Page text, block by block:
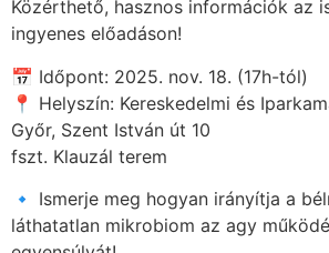
Közérthető, hasznos információk az
ingyenes előadáson!
📅 Időpont: 2025. nov. 18. (17h-tól)
📍 Helyszín: Kereskedelmi és
Győr, Szent István út 10
fszt. Klauzál terem
🔹 Ismerje meg hogyan irányítja a
láthatatlan mikrobiom az agy